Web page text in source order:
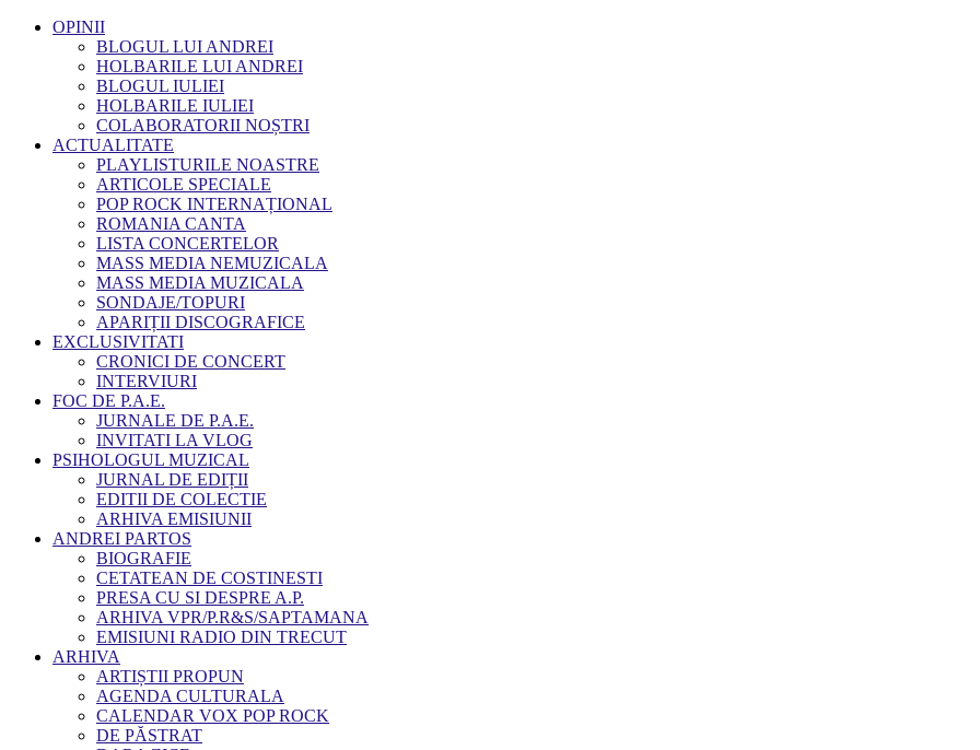
OPINII
BLOGUL LUI ANDREI
HOLBARILE LUI ANDREI
BLOGUL IULIEI
HOLBARILE IULIEI
COLABORATORII NOȘTRI
ACTUALITATE
PLAYLISTURILE NOASTRE
ARTICOLE SPECIALE
POP ROCK INTERNAȚIONAL
ROMANIA CANTA
LISTA CONCERTELOR
MASS MEDIA NEMUZICALA
MASS MEDIA MUZICALA
SONDAJE/TOPURI
APARIȚII DISCOGRAFICE
EXCLUSIVITATI
CRONICI DE CONCERT
INTERVIURI
FOC DE P.A.E.
JURNALE DE P.A.E.
INVITATI LA VLOG
PSIHOLOGUL MUZICAL
JURNAL DE EDIȚII
EDITII DE COLECTIE
ARHIVA EMISIUNII
ANDREI PARTOS
BIOGRAFIE
CETATEAN DE COSTINESTI
PRESA CU SI DESPRE A.P.
ARHIVA VPR/P.R&S/SAPTAMANA
EMISIUNI RADIO DIN TRECUT
ARHIVA
ARTIȘTII PROPUN
AGENDA CULTURALA
CALENDAR VOX POP ROCK
DE PĂSTRAT